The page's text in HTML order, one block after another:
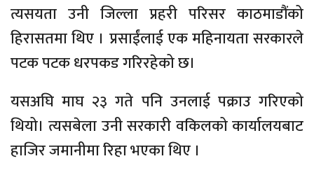
त्यसयता उनी जिल्ला प्रहरी परिसर काठमाडौंको
हिरासतमा थिए । प्रसाईंलाई एक महिनायता सरकारले
पटक पटक धरपकड गरिरहेको छ।
यसअघि माघ २३ गते पनि उनलाई पक्राउ गरिएको
थियो। त्यसबेला उनी सरकारी वकिलको कार्यालयबाट
हाजिर जमानीमा रिहा भएका थिए ।